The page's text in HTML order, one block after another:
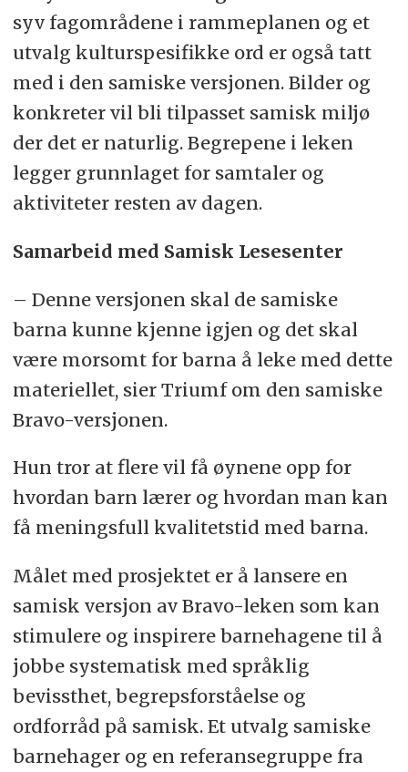
syv fagområdene i rammeplanen og et
utvalg kulturspesifikke ord er også tatt
med i den samiske versjonen. Bilder og
konkreter vil bli tilpasset samisk miljø
der det er naturlig. Begrepene i leken
legger grunnlaget for samtaler og
aktiviteter resten av dagen.
Samarbeid med Samisk Lesesenter
– Denne versjonen skal de samiske
barna kunne kjenne igjen og det skal
være morsomt for barna å leke med dette
materiellet, sier Triumf om den samiske
Bravo-versjonen.
Hun tror at flere vil få øynene opp for
hvordan barn lærer og hvordan man kan
få meningsfull kvalitetstid med barna.
Målet med prosjektet er å lansere en
samisk versjon av Bravo-leken som kan
stimulere og inspirere barnehagene til å
jobbe systematisk med språklig
bevissthet, begrepsforståelse og
ordforråd på samisk. Et utvalg samiske
barnehager og en referansegruppe fra